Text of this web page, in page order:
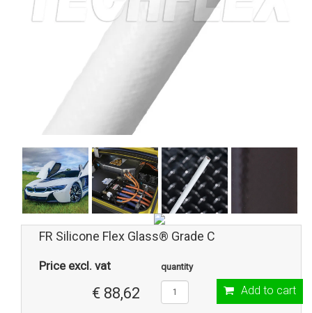
FR Silicone Flex Glass® Grade C
Price excl. vat
€ 88,62
quantity
Add to cart